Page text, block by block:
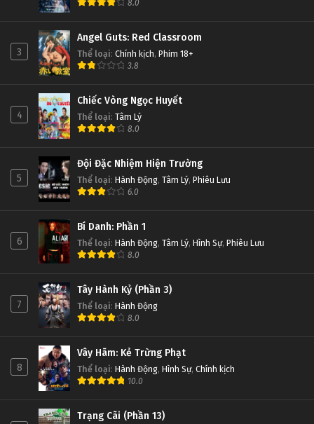
8.0
3
Angel Guts: Red Classroom
Thể loại: Chính kịch, Phim 18+
3.8
4
Chiếc Vòng Ngọc Huyết
Thể loại: Tâm Lý
8.0
5
Đội Đặc Nhiệm Hiện Trường
Thể loại: Hành Động, Tâm Lý, Phiêu Lưu
6.0
6
Bí Danh: Phần 1
Thể loại: Hành Động, Tâm Lý, Hình Sự, Phiêu Lưu
8.0
7
Tây Hành Kỷ (Phần 3)
Thể loại: Hành Động
8.0
8
Vây Hãm: Kẻ Trừng Phạt
Thể loại: Hành Động, Hình Sự, Chính kịch
10.0
Trạng Cãi (Phần 13)